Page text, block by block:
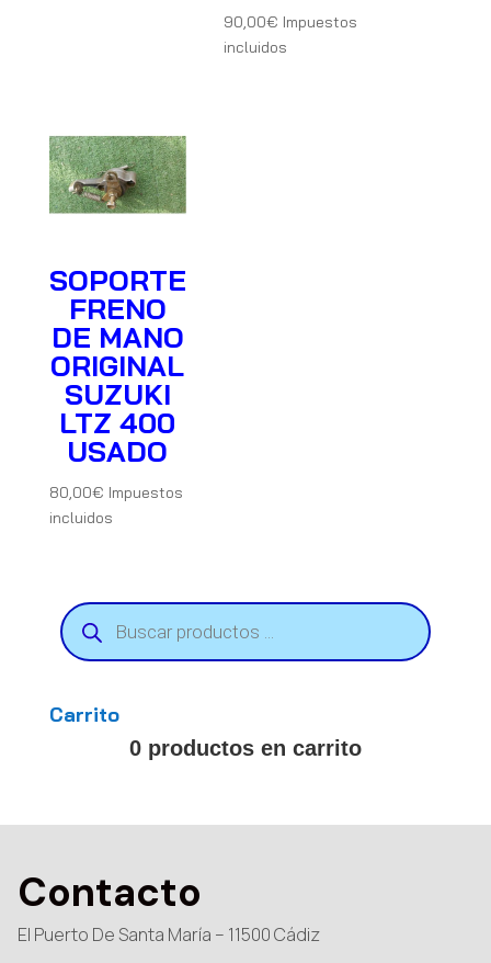
90,00€ Impuestos
incluidos
SOPORTE
FRENO
DE MANO
ORIGINAL
SUZUKI
LTZ 400
USADO
80,00€ Impuestos
incluidos
Búsqueda
de
productos
Carrito
0 productos en carrito
Contacto
El Puerto De Santa María – 11500 Cádiz